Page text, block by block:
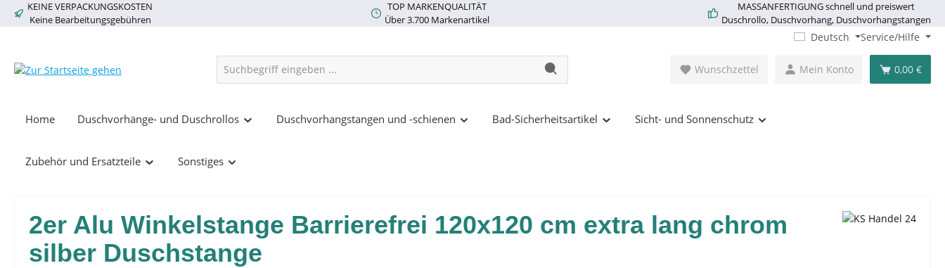
Zur Hauptnavigation springen
KEINE VERPACKUNGSKOSTEN
Keine Bearbeitungsgebühren
TOP MARKENQUALITÄT
Über 3.700 Markenartikel
MASSANFERTIGUNG schnell und preiswert
Duschrollo, Duschvorhang, Duschvorhangstangen
Deutsch Service/Hilfe
Wunschzettel Mein Konto 0,00 €
Home Duschvorhänge- und Duschrollos Duschvorhangstangen und -schienen Bad-Sicherheitsartikel Sicht- und Sonnenschutz
Zubehör und Ersatzteile Sonstiges
2er Alu Winkelstange Barrierefrei 120x120 cm extra lang chrom
silber Duschstange